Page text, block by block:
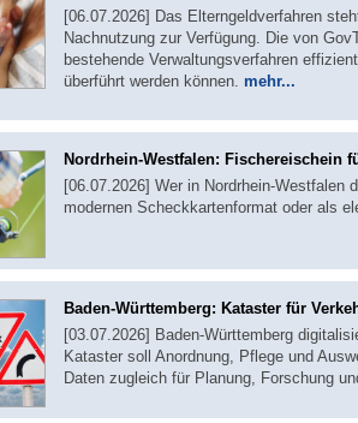
[06.07.2026] Das Elterngeldverfahren
Nachnutzung zur Verfügung. Die von
bestehende Verwaltungsverfahren
überführt werden können. mehr...
Nordrhein-Westfalen: Fischereischein
[06.07.2026] Wer in Nordrhein-Westfalen
modernen Scheckkartenformat oder als
Baden-Württemberg: Kataster für
[03.07.2026] Baden-Württemberg
Kataster soll Anordnung, Pflege und
Daten zugleich für Planung, Forschung